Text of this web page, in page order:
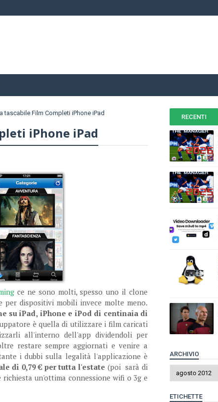
tascabile Film Completi iPhone iPad
iPhone iPad
ce ne sono molti, spesso uno il clone
dispositivi mobili invece molte meno.
su iPad, iPhone e iPod di centinaia di
è quella di utilizzare i film caricati
all'interno dell'app dividendoli per
restare sempre aggiornati e venire a
i dubbi sulla legalità l'applicazione è
di 0,79 € per tutta l'estate (poi sarà di
un'ottima connessione wifi o 3g e
RECENTI
ARCHIVIO
ETICHETTE